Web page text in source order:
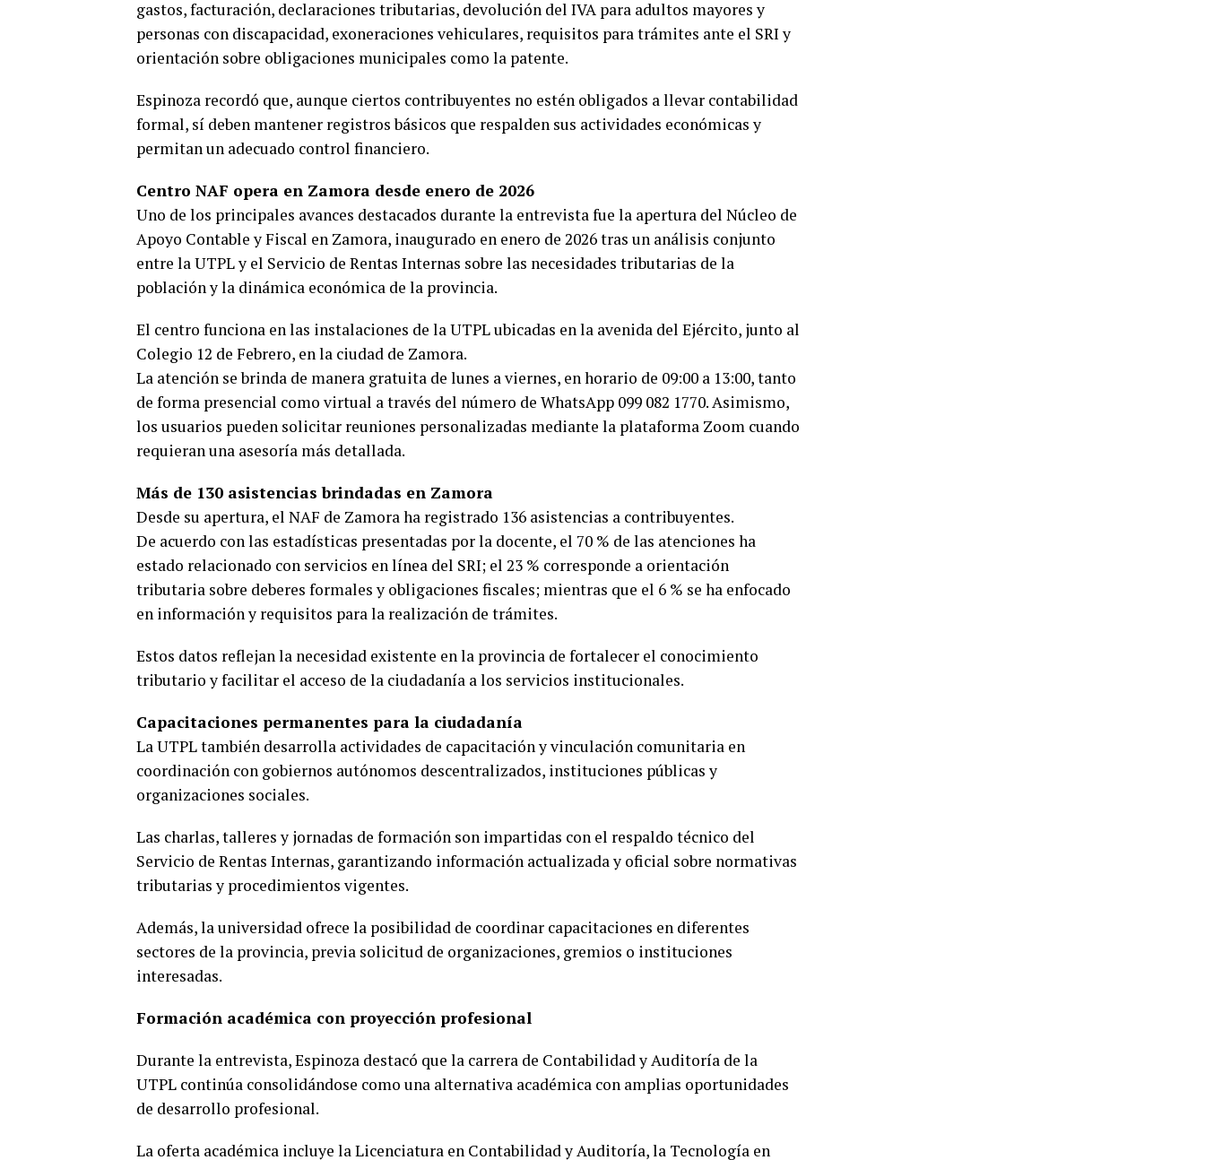
gastos, facturación, declaraciones tributarias, devolución del IVA para adultos mayores y
personas con discapacidad, exoneraciones vehiculares, requisitos para trámites ante el SRI y
orientación sobre obligaciones municipales como la patente.
Espinoza recordó que, aunque ciertos contribuyentes no estén obligados a llevar contabilidad
formal, sí deben mantener registros básicos que respalden sus actividades económicas y
permitan un adecuado control financiero.
Centro NAF opera en Zamora desde enero de 2026
Uno de los principales avances destacados durante la entrevista fue la apertura del Núcleo de
Apoyo Contable y Fiscal en Zamora, inaugurado en enero de 2026 tras un análisis conjunto
entre la UTPL y el Servicio de Rentas Internas sobre las necesidades tributarias de la
población y la dinámica económica de la provincia.
El centro funciona en las instalaciones de la UTPL ubicadas en la avenida del Ejército, junto al
Colegio 12 de Febrero, en la ciudad de Zamora.
La atención se brinda de manera gratuita de lunes a viernes, en horario de 09:00 a 13:00, tanto
de forma presencial como virtual a través del número de WhatsApp 099 082 1770. Asimismo,
los usuarios pueden solicitar reuniones personalizadas mediante la plataforma Zoom cuando
requieran una asesoría más detallada.
Más de 130 asistencias brindadas en Zamora
Desde su apertura, el NAF de Zamora ha registrado 136 asistencias a contribuyentes.
De acuerdo con las estadísticas presentadas por la docente, el 70 % de las atenciones ha
estado relacionado con servicios en línea del SRI; el 23 % corresponde a orientación
tributaria sobre deberes formales y obligaciones fiscales; mientras que el 6 % se ha enfocado
en información y requisitos para la realización de trámites.
Estos datos reflejan la necesidad existente en la provincia de fortalecer el conocimiento
tributario y facilitar el acceso de la ciudadanía a los servicios institucionales.
Capacitaciones permanentes para la ciudadanía
La UTPL también desarrolla actividades de capacitación y vinculación comunitaria en
coordinación con gobiernos autónomos descentralizados, instituciones públicas y
organizaciones sociales.
Las charlas, talleres y jornadas de formación son impartidas con el respaldo técnico del
Servicio de Rentas Internas, garantizando información actualizada y oficial sobre normativas
tributarias y procedimientos vigentes.
Además, la universidad ofrece la posibilidad de coordinar capacitaciones en diferentes
sectores de la provincia, previa solicitud de organizaciones, gremios o instituciones
interesadas.
Formación académica con proyección profesional
Durante la entrevista, Espinoza destacó que la carrera de Contabilidad y Auditoría de la
UTPL continúa consolidándose como una alternativa académica con amplias oportunidades
de desarrollo profesional.
La oferta académica incluye la Licenciatura en Contabilidad y Auditoría, la Tecnología en